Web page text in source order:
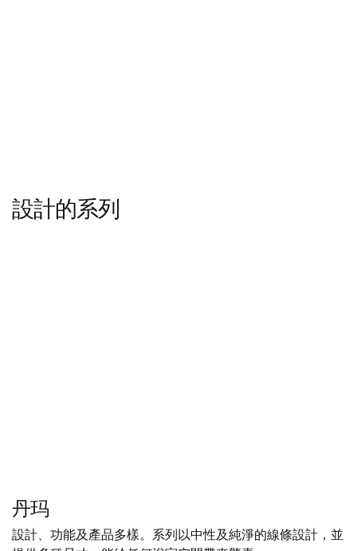
設計的系列
丹玛
設計、功能及產品多樣。系列以中性及純淨的線條設計，並